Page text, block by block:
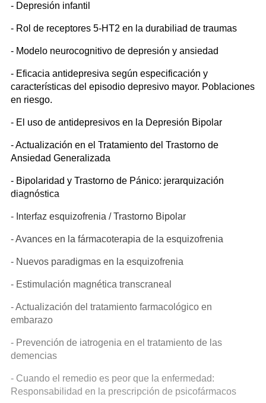
- Depresión infantil
- Rol de receptores 5-HT2 en la durabiliad de traumas
- Modelo neurocognitivo de depresión y ansiedad
- Eficacia antidepresiva según especificación y
características del episodio depresivo mayor. Poblaciones
en riesgo.
- El uso de antidepresivos en la Depresión Bipolar
- Actualización en el Tratamiento del Trastorno de
Ansiedad Generalizada
- Bipolaridad y Trastorno de Pánico: jerarquización
diagnóstica
- Interfaz esquizofrenia / Trastorno Bipolar
- Avances en la fármacoterapia de la esquizofrenia
- Nuevos paradigmas en la esquizofrenia
- Estimulación magnética transcraneal
- Actualización del tratamiento farmacológico en
embarazo
- Prevención de iatrogenia en el tratamiento de las
demencias
- Cuando el remedio es peor que la enfermedad:
Responsabilidad en la prescripción de psicofármacos